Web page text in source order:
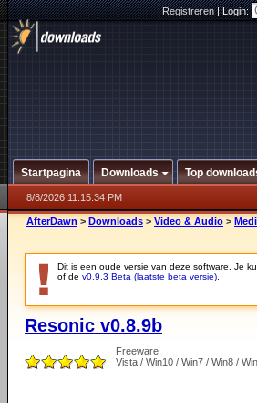
Registreren|Login:
Startpagina Downloads Top
8/8/2026 11:15:34 PM
AfterDawn > Downloads > Video & Audio >
Dit is een oude versie van deze software. Je
of de v0.9.3 Beta (laatste beta versie)
Resonic v0.8.9b
Freeware
Vista / Win10 / Win7 / Win8 /